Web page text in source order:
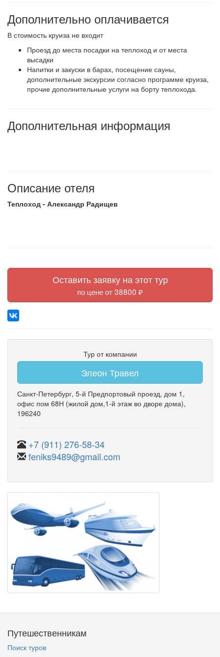
Дополнительно оплачивается
В стоимость круиза не входит
Проезд до места посадки на теплоход и от места
высадки
Напитки и закуски в барах, посещение сауны,
дополнительные экскурсии согласно программе круиза,
прочие дополнительные услуги на борту теплохода.
Дополнительная информация
Описание отеля
Теплоход - Александр Радищев
Оставить заявку на этот тур
по цене от 38800 ₽
Тур от компании
Элеон Травел
Санкт-Петербург, 5-й Предпортовый проезд, дом 1 ,
офис пом 68Н (жилой дом,1-й этаж во дворе дома),
196240
+7 (911) 276-58-34
feniks9489@gmail.com
Путешественникам
Поиск туров